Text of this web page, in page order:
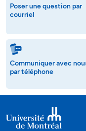
Poser une question par
courriel
Communiquer avec
par téléphone